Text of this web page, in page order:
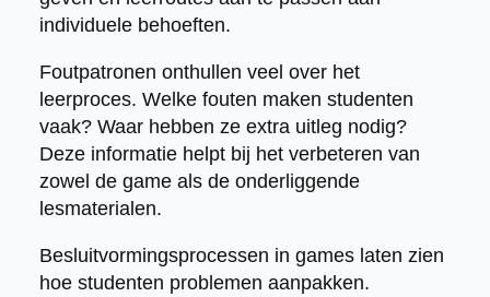
individuele behoeften.
Foutpatronen onthullen veel over het
leerproces. Welke fouten maken studenten
vaak? Waar hebben ze extra uitleg nodig?
Deze informatie helpt bij het verbeteren van
zowel de game als de onderliggende
lesmaterialen.
Besluitvormingsprocessen in games laten zien
hoe studenten problemen aanpakken.